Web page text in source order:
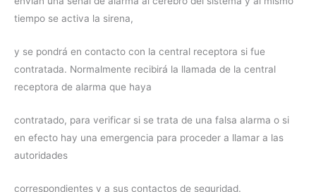
tiempo se activa la sirena,
y se pondrá en contacto con la central receptora si fue
contratada. Normalmente recibirá la llamada de la central
receptora de alarma que haya
contratado, para verificar si se trata de una falsa alarma o si
en efecto hay una emergencia para proceder a llamar a las
autoridades
correspondientes y a sus contactos de seguridad.